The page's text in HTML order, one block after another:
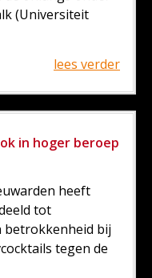
(Universiteit
lees verder
in hoger beroep
heeft
tot
betrokkenheid bij
tegen de